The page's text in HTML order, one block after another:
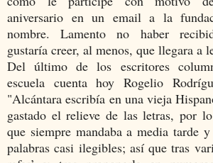
aniversario en un email a la
nombre. Lamento no haber
gustaría creer, al menos, que llegara a
Del último de los escritores
escuela cuenta hoy Rogelio
"Alcántara escribía en una vieja
gastado el relieve de las letras, por
que siempre mandaba a media tarde
palabras casi ilegibles; así que tras